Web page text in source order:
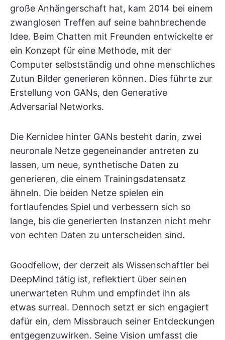
große Anhängerschaft hat, kam 2014 bei einem
zwanglosen Treffen auf seine bahnbrechende
Idee. Beim Chatten mit Freunden entwickelte er
ein Konzept für eine Methode, mit der
Computer selbstständig und ohne menschliches
Zutun Bilder generieren können. Dies führte zur
Erstellung von GANs, den Generative
Adversarial Networks.
Die Kernidee hinter GANs besteht darin, zwei
neuronale Netze gegeneinander antreten zu
lassen, um neue, synthetische Daten zu
generieren, die einem Trainingsdatensatz
ähneln. Die beiden Netze spielen ein
fortlaufendes Spiel und verbessern sich so
lange, bis die generierten Instanzen nicht mehr
von echten Daten zu unterscheiden sind.
Goodfellow, der derzeit als Wissenschaftler bei
DeepMind tätig ist, reflektiert über seinen
unerwarteten Ruhm und empfindet ihn als
etwas surreal. Dennoch setzt er sich engagiert
dafür ein, dem Missbrauch seiner Entdeckungen
entgegenzuwirken. Seine Vision umfasst die